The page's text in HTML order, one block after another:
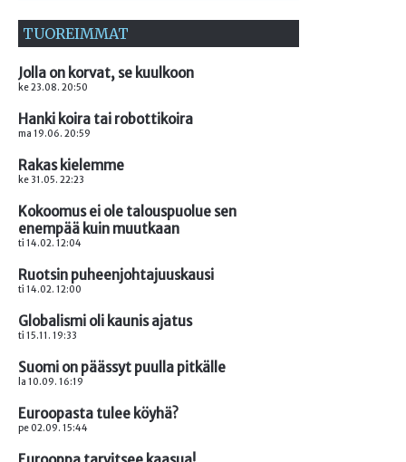
TUOREIMMAT
Jolla on korvat, se kuulkoon
ke 23.08. 20:50
Hanki koira tai robottikoira
ma 19.06. 20:59
Rakas kielemme
ke 31.05. 22:23
Kokoomus ei ole talouspuolue sen
enempää kuin muutkaan
ti 14.02. 12:04
Ruotsin puheenjohtajuuskausi
ti 14.02. 12:00
Globalismi oli kaunis ajatus
ti 15.11. 19:33
Suomi on päässyt puulla pitkälle
la 10.09. 16:19
Euroopasta tulee köyhä?
pe 02.09. 15:44